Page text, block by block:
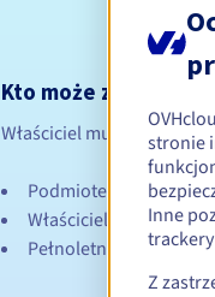
Kto może
Właściciel musi być:
Podmiotem prawnym
Właścicielem lub
Pełnoletnią osobą
stronie
Inne
Z